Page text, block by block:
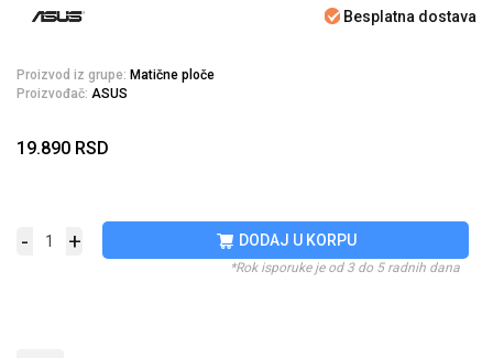
Besplatna dostava
Proizvod iz grupe: Matične ploče
Proizvođač: ASUS
19.890 RSD
- + DODAJ U KORPU
*Rok isporuke je od 3 do 5 radnih dana